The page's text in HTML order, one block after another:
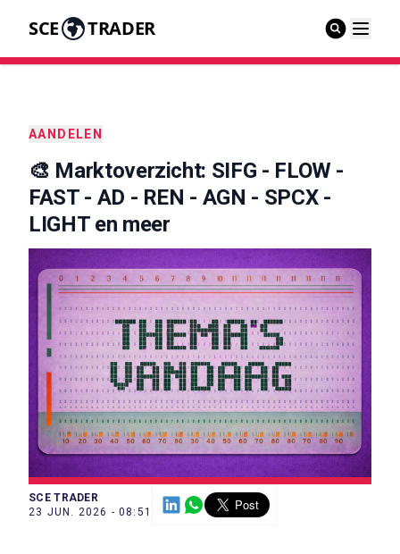
SCE TRADER
AANDELEN
🎨 Marktoverzicht: SIFG - FLOW -
FAST - AD - REN - AGN - SPCX -
LIGHT en meer
SCE TRADER
23 JUN. 2026 - 08:51